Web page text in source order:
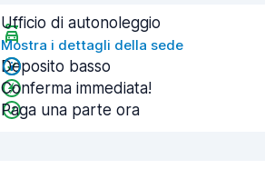
Ufficio di autonoleggio
Mostra i dettagli della sede
Deposito basso
Conferma immediata!
Paga una parte ora